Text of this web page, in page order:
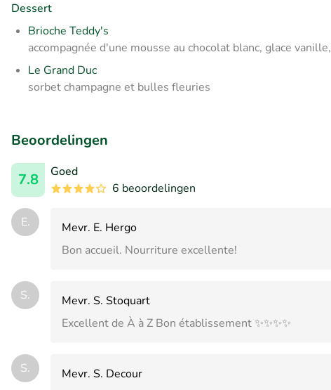
Dessert
Brioche Teddy's
accompagnée d'une mousse au chocolat blanc, glace
Le Grand Duc
sorbet champagne et bulles fleuries
Beoordelingen
7.8
Goed
6 beoordelingen
E.
Mevr. E. Hergo
Bon accueil. Nourriture excellente!
S.
Mevr. S. Stoquart
Excellent de À à Z Bon établissement ✨✨✨✨
S.
Mevr. S. Decour